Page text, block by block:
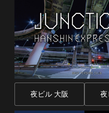
夜ビル 大阪 夜